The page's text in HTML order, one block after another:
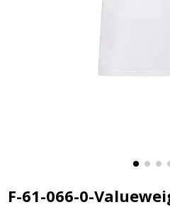
F-61-066-0-